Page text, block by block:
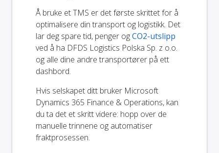
Å bruke et TMS er det første skrittet for å
optimalisere din transport og logistikk. Det
lar deg spare tid, penger ogCO2-utslipp
ved å ha DFDS Logistics Polska Sp. z o.o.
og alle dine andre transportører på ett
dashbord.
Hvis selskapet ditt bruker Microsoft
Dynamics 365 Finance & Operations, kan
du ta det et skritt videre: hopp over de
manuelle trinnene og automatiser
fraktprosessen.